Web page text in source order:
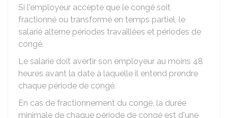
Si l'employeur accepte que le congé soit
fractionné ou transformé en temps partiel, le
salarié alterne périodes travaillées et périodes de
congé.
Le salarié doit avertir son employeur au moins 48
heures avant la date à laquelle il entend prendre
chaque période de congé.
En cas de fractionnement du congé, la durée
minimale de chaque période de congé est d'une